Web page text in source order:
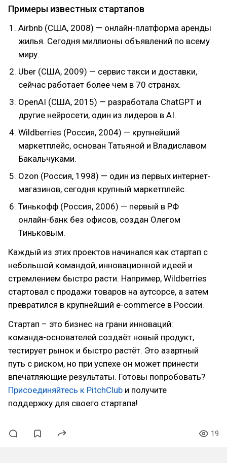
Примеры известных стартапов
Airbnb (США, 2008) — онлайн-платформа аренды
жилья. Сегодня миллионы объявлений по всему
миру.
Uber (США, 2009) — сервис такси и доставки,
сейчас работает более чем в 70 странах.
OpenAI (США, 2015) — разработала ChatGPT и
другие нейросети, один из лидеров в AI.
Wildberries (Россия, 2004) — крупнейший
маркетплейс, основан Татьяной и Владиславом
Бакальчуками.
Ozon (Россия, 1998) — один из первых интернет-
магазинов, сегодня крупный маркетплейс.
Тинькофф (Россия, 2006) — первый в РФ
онлайн-банк без офисов, создан Олегом
Тиньковым.
Каждый из этих проектов начинался как стартап с
небольшой командой, инновационной идеей и
стремлением быстро расти. Например, Wildberries
стартовал с продажи товаров на аутсорсе, а затем
превратился в крупнейший e-commerce в России.
Стартап – это бизнес на грани инноваций:
команда-основателей создаёт новый продукт,
тестирует рынок и быстро растёт. Это азартный
путь с риском, но при успехе он может принести
впечатляющие результаты. Готовы попробовать?
Присоединяйтесь к PitchClub и получите
поддержку для своего стартапа!
19